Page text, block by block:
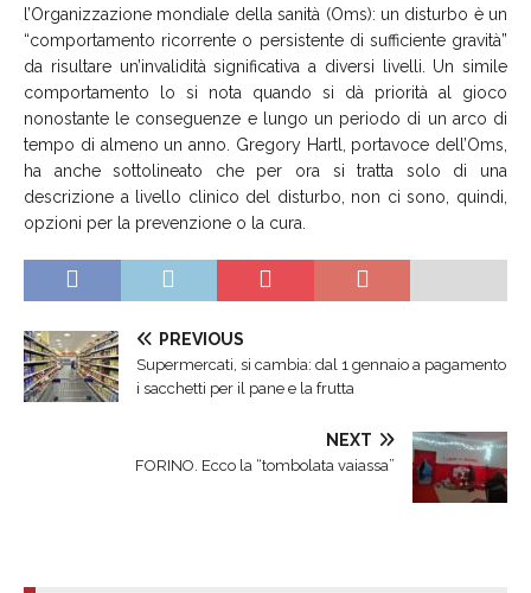
l’Organizzazione mondiale della sanità (Oms): un disturbo è un
“comportamento ricorrente o persistente di sufficiente gravità”
da risultare un’invalidità significativa a diversi livelli. Un simile
comportamento lo si nota quando si dà priorità al gioco
nonostante le conseguenze e lungo un periodo di un arco di
tempo di almeno un anno. Gregory Hartl, portavoce dell’Oms,
ha anche sottolineato che per ora si tratta solo di una
descrizione a livello clinico del disturbo, non ci sono, quindi,
opzioni per la prevenzione o la cura.
PREVIOUS
Supermercati, si cambia: dal 1 gennaio a pagamento
i sacchetti per il pane e la frutta
NEXT
FORINO. Ecco la “tombolata vaiassa”